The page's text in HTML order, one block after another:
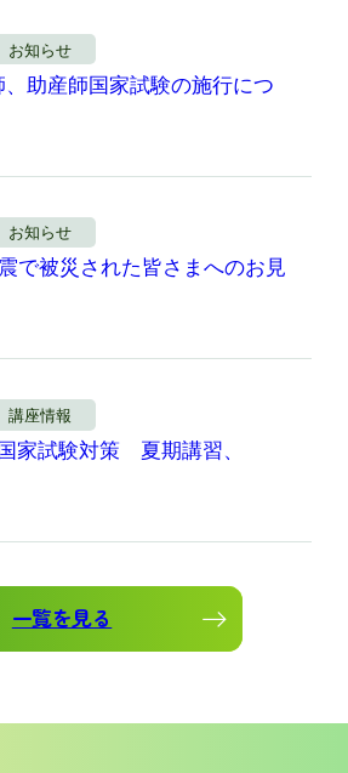
お知らせ
助産師国家試験の施行につ
お知らせ
で被災された皆さまへのお見
講座情報
家試験対策 夏期講習、
一覧を見る